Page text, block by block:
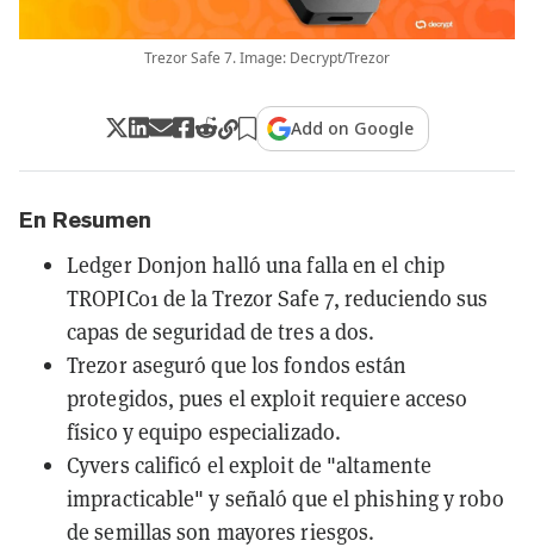
Trezor Safe 7. Image: Decrypt/Trezor
Add on Google
En Resumen
Ledger Donjon halló una falla en el chip
TROPIC01 de la Trezor Safe 7, reduciendo sus
capas de seguridad de tres a dos.
Trezor aseguró que los fondos están
protegidos, pues el exploit requiere acceso
físico y equipo especializado.
Cyvers calificó el exploit de "altamente
impracticable" y señaló que el phishing y robo
de semillas son mayores riesgos.